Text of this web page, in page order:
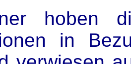
hoben
in